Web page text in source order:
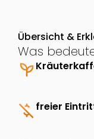
Übersicht &
Was
psychiatry
money_off freier